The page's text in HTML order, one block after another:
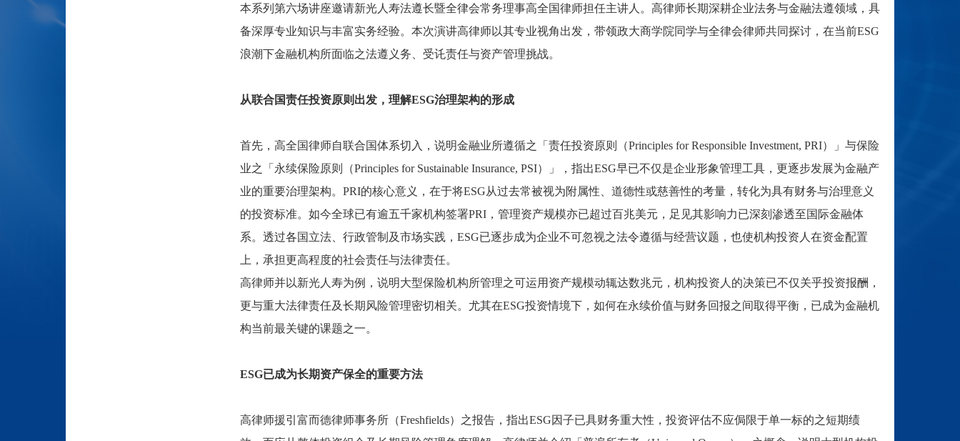
本系列第六场讲座邀请新光人寿法遵长暨全律会常务理事高全国律师担任主讲人。高律师长期深耕企业法务与金融法遵领域，具
备深厚专业知识与丰富实务经验。本次演讲高律师以其专业视角出发，带领政大商学院同学与全律会律师共同探讨，在当前ESG
浪潮下金融机构所面临之法遵义务、受讬责任与资产管理挑战。
从联合国责任投资原则出发，理解ESG治理架构的形成
首先，高全国律师自联合国体系切入，说明金融业所遵循之「责任投资原则（Principles for Responsible Investment, PRI）」与保险
业之「永续保险原则（Principles for Sustainable Insurance, PSI）」，指出ESG早已不仅是企业形象管理工具，更逐步发展为金融产
业的重要治理架构。 PRI的核心意义，在于将ESG从过去常被视为附属性、道德性或慈善性的考量，转化为具有财务与治理意义
的投资标准。如今全球已有逾五千家机构签署PRI ，管理资产规模亦已超过百兆美元，足见其影响力已深刻渗透至国际金融体
系。透过各国立法、行政管制及市场实践， ESG已逐步成为企业不可忽视之法令遵循与经营议题，也使机构投资人在资金配置
上，承担更高程度的社会责任与法律责任。
高律师并以新光人寿为例，说明大型保险机构所管理之可运用资产规模动辄达数兆元，机构投资人的决策已不仅关乎投资报酬，
更与重大法律责任及长期风险管理密切相关。尤其在ESG投资情境下，如何在永续价值与财务回报之间取得平衡，已成为金融机
构当前最关键的课题之一。
ESG已成为长期资产保全的重要方法
高律师援引富而德律师事务所（Freshfields）之报告，指出ESG因子已具财务重大性，投资评估不应侷限于单一标的之短期绩